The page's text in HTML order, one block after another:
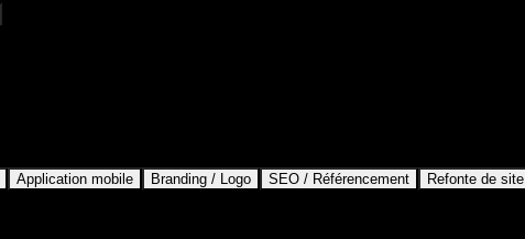
Application mobile Branding / Logo SEO / Référencement Refonte de site